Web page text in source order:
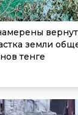
земли
тенге